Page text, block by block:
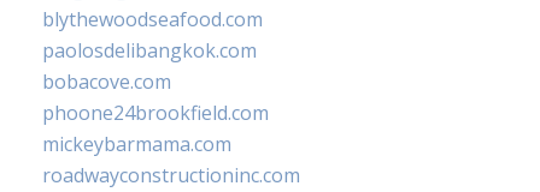
blythewoodseafood.com
paolosdelibangkok.com
bobacove.com
phoone24brookfield.com
mickeybarmama.com
roadwayconstructioninc.com